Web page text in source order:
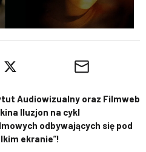
Audiowizualny oraz Filmweb
Iluzjon na cykl
odbywających się pod
ekranie”!